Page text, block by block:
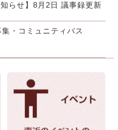
らせ】8月2日 議事録更新
・コミュニティバス